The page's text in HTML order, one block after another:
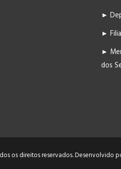
►
►
►
dos
os direitos reservados. Desenvolvido